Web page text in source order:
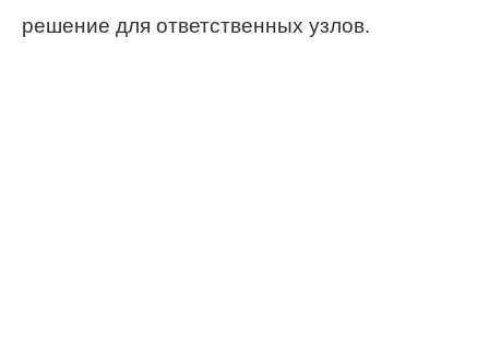
решение для ответственных узлов.